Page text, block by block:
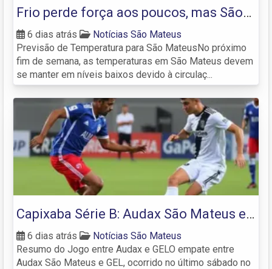
Frio perde força aos poucos, mas São
Mateus poderá ter mínima de 16°C
neste fim de semana
6 dias atrás
Notícias São Mateus
Previsão de Temperatura para São MateusNo próximo
fim de semana, as temperaturas em São Mateus devem
se manter em níveis baixos devido à circulaç...
Capixaba Série B: Audax São Mateus e
GEL empatam e seguem fora do G
6 dias atrás
Notícias São Mateus
Resumo do Jogo entre Audax e GELO empate entre
Audax São Mateus e GEL, ocorrido no último sábado no